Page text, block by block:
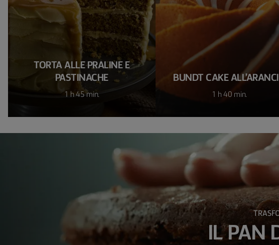
TORTA ALLE PRALINE E
PASTINACHE
1 h 45 min.
BUNDT CAKE
1 h 40 min.
IL PAN